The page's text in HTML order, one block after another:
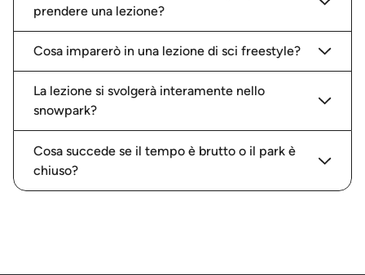
prendere una lezione?
Cosa imparerò in una lezione di sci freestyle?
La lezione si svolgerà interamente nello
snowpark?
Cosa succede se il tempo è brutto o il park è
chiuso?